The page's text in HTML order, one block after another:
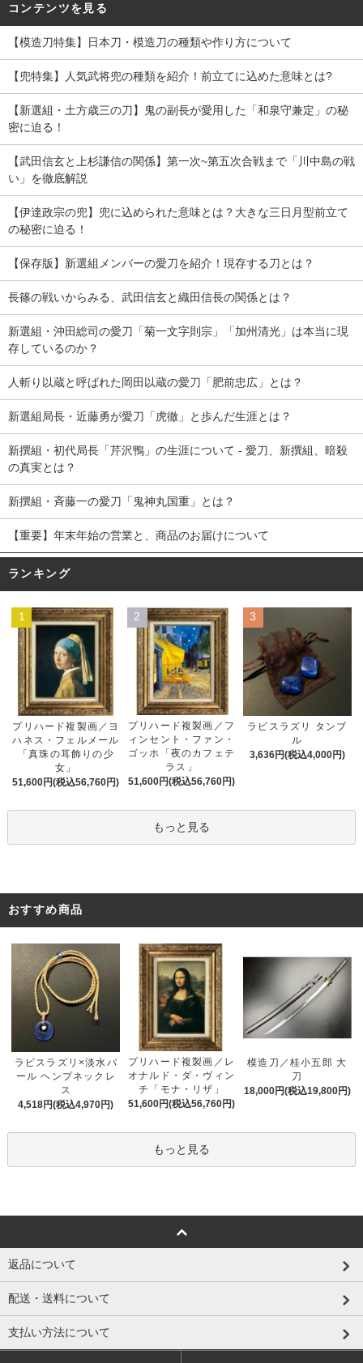
コンテンツを見る
【模造刀特集】日本刀・模造刀の種類や作り方について
【兜特集】人気武将兜の種類を紹介！前立てに込めた意味とは?
【新選組・土方歳三の刀】鬼の副長が愛用した「和泉守兼定」の秘
密に迫る！
【武田信玄と上杉謙信の関係】第一次~第五次合戦まで「川中島の戦
い」を徹底解説
【伊達政宗の兜】兜に込められた意味とは？大きな三日月型前立て
の秘密に迫る！
【保存版】新選組メンバーの愛刀を紹介！現存する刀とは？
長篠の戦いからみる、武田信玄と織田信長の関係とは？
新選組・沖田総司の愛刀「菊一文字則宗」「加州清光」は本当に現
存しているのか？
人斬り以蔵と呼ばれた岡田以蔵の愛刀「肥前忠広」とは？
新選組局長・近藤勇が愛刀「虎徹」と歩んだ生涯とは？
新撰組・初代局長「芹沢鴨」の生涯について - 愛刀、新撰組、暗殺
の真実とは？
新撰組・斉藤一の愛刀「鬼神丸国重」とは？
【重要】年末年始の営業と、商品のお届けについて
ランキング
1
プリハード複製画／ヨ
ハネス・フェルメール
「真珠の耳飾りの少
女」
51,600円(税込56,760円)
2
プリハード複製画／フ
ィンセント・ファン・
ゴッホ「夜のカフェテ
ラス」
51,600円(税込56,760円)
3
ラピスラズリ タンブ
ル
3,636円(税込4,000円)
もっと見る
おすすめ商品
ラピスラズリ×淡水パ
ール ヘンプネックレ
ス
4,518円(税込4,970円)
プリハード複製画／レ
オナルド・ダ・ヴィン
チ「モナ・リザ」
51,600円(税込56,760円)
模造刀／桂小五郎 大
刀
18,000円(税込19,800円)
もっと見る
返品について
配送・送料について
支払い方法について